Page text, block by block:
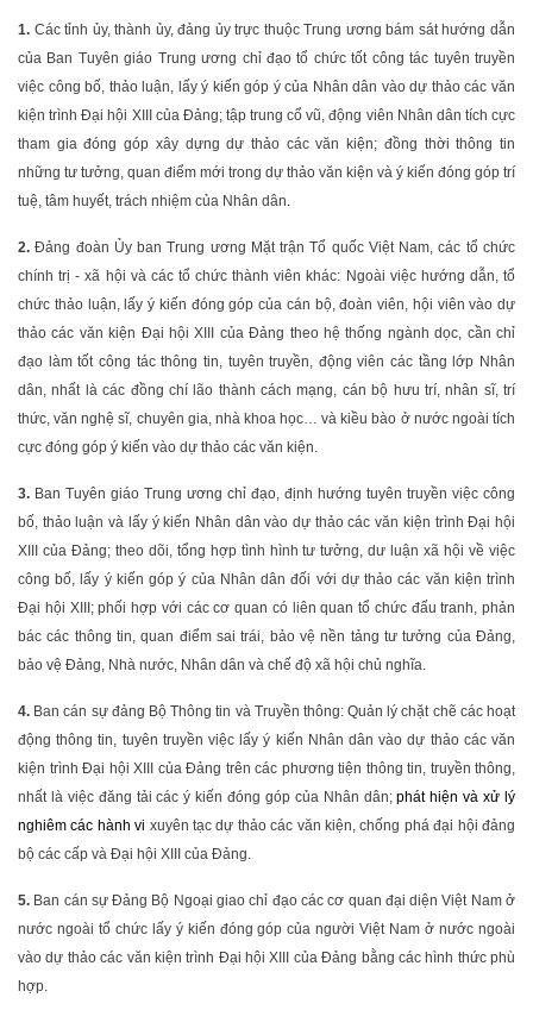
1. Các tỉnh ủy, thành ủy, đảng ủy trực thuộc Trung ương bám sát hướng dẫn
của Ban Tuyên giáo Trung ương chỉ đạo tổ chức tốt công tác tuyên truyền
việc công bố, thảo luận, lấy ý kiến góp ý của Nhân dân vào dự thảo các văn
kiện trình Đại hội XIII của Đảng; tập trung cổ vũ, động viên Nhân dân tích cực
tham gia đóng góp xây dựng dự thảo các văn kiện; đồng thời thông tin
những tư tưởng, quan điểm mới trong dự thảo văn kiện và ý kiến đóng góp trí
tuệ, tâm huyết, trách nhiệm của Nhân dân.
2. Đảng đoàn Ủy ban Trung ương Mặt trận Tổ quốc Việt Nam, các tổ chức
chính trị - xã hội và các tổ chức thành viên khác: Ngoài việc hướng dẫn, tổ
chức thảo luận, lấy ý kiến đóng góp của cán bộ, đoàn viên, hội viên vào dự
thảo các văn kiện Đại hội XIII của Đảng theo hệ thống ngành dọc, cần chỉ
đạo làm tốt công tác thông tin, tuyên truyền, động viên các tầng lớp Nhân
dân, nhất là các đồng chí lão thành cách mạng, cán bộ hưu trí, nhân sĩ, trí
thức, văn nghệ sĩ, chuyên gia, nhà khoa học… và kiều bào ở nước ngoài tích
cực đóng góp ý kiến vào dự thảo các văn kiện.
3. Ban Tuyên giáo Trung ương chỉ đạo, định hướng tuyên truyền việc công
bố, thảo luận và lấy ý kiến Nhân dân vào dự thảo các văn kiện trình Đại hội
XIII của Đảng; theo dõi, tổng hợp tình hình tư tưởng, dư luận xã hội về việc
công bố, lấy ý kiến góp ý của Nhân dân đối với dự thảo các văn kiện trình
Đại hội XIII; phối hợp với các cơ quan có liên quan tổ chức đấu tranh, phản
bác các thông tin, quan điểm sai trái, bảo vệ nền tảng tư tưởng của Đảng,
bảo vệ Đảng, Nhà nước, Nhân dân và chế độ xã hội chủ nghĩa.
4. Ban cán sự đảng Bộ Thông tin và Truyền thông: Quản lý chặt chẽ các hoạt
động thông tin, tuyên truyền việc lấy ý kiến Nhân dân vào dự thảo các văn
kiện trình Đại hội XIII của Đảng trên các phương tiện thông tin, truyền thông,
nhất là việc đăng tải các ý kiến đóng góp của Nhân dân;phát hiện và xử lý
nghiêm các hành vi xuyên tạc dự thảo các văn kiện, chống phá đại hội đảng
bộ các cấp và Đại hội XIII của Đảng.
5. Ban cán sự Đảng Bộ Ngoại giao chỉ đạo các cơ quan đại diện Việt Nam ở
nước ngoài tổ chức lấy ý kiến đóng góp của người Việt Nam ở nước ngoài
vào dự thảo các văn kiện trình Đại hội XIII của Đảng bằng các hình thức phù
hợp.